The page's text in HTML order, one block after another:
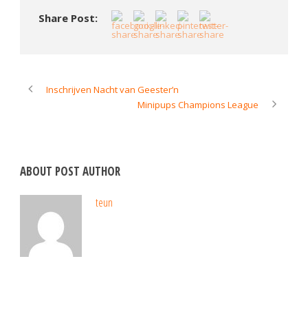
Share Post:
Inschrijven Nacht van Geester’n
Minipups Champions League
ABOUT POST AUTHOR
teun